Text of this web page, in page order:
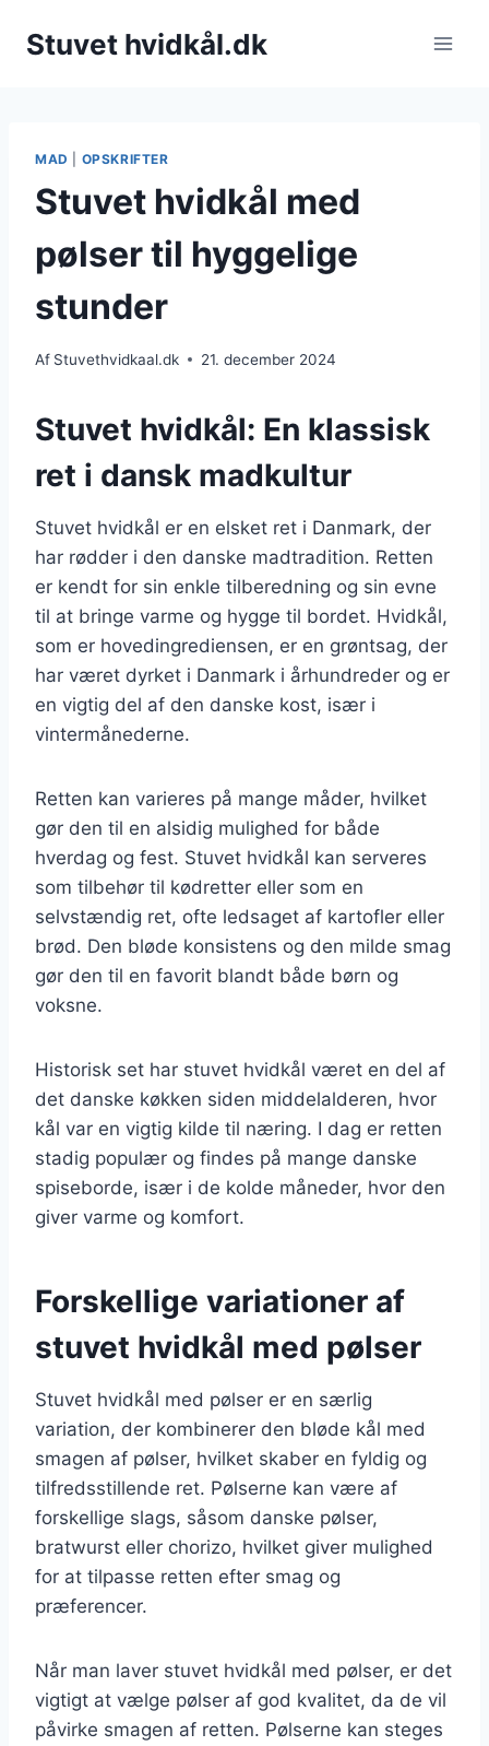
Stuvet hvidkål.dk
MAD OPSKRIFTER
Stuvet hvidkål med
pølser til hyggelige
stunder
Af Stuvethvidkaal.dk 21. december 2024
Stuvet hvidkål: En klassisk
ret i dansk madkultur
Stuvet hvidkål er en elsket ret i Danmark, der
har rødder i den danske madtradition. Retten
er kendt for sin enkle tilberedning og sin evne
til at bringe varme og hygge til bordet. Hvidkål,
som er hovedingrediensen, er en grøntsag, der
har været dyrket i Danmark i århundreder og er
en vigtig del af den danske kost, især i
vintermånederne.
Retten kan varieres på mange måder, hvilket
gør den til en alsidig mulighed for både
hverdag og fest. Stuvet hvidkål kan serveres
som tilbehør til kødretter eller som en
selvstændig ret, ofte ledsaget af kartofler eller
brød. Den bløde konsistens og den milde smag
gør den til en favorit blandt både børn og
voksne.
Historisk set har stuvet hvidkål været en del af
det danske køkken siden middelalderen, hvor
kål var en vigtig kilde til næring. I dag er retten
stadig populær og findes på mange danske
spiseborde, især i de kolde måneder, hvor den
giver varme og komfort.
Forskellige variationer af
stuvet hvidkål med pølser
Stuvet hvidkål med pølser er en særlig
variation, der kombinerer den bløde kål med
smagen af pølser, hvilket skaber en fyldig og
tilfredsstillende ret. Pølserne kan være af
forskellige slags, såsom danske pølser,
bratwurst eller chorizo, hvilket giver mulighed
for at tilpasse retten efter smag og
præferencer.
Når man laver stuvet hvidkål med pølser, er det
vigtigt at vælge pølser af god kvalitet, da de vil
påvirke smagen af retten. Pølserne kan steges